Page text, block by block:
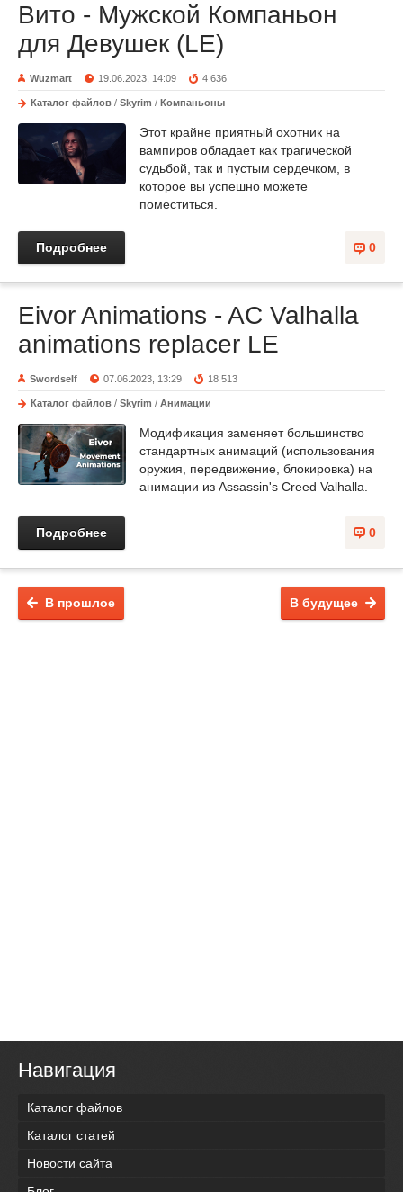
Вито - Мужской Компаньон
для Девушек (LE)
Wuzmart 19.06.2023, 14:09 4 636
Каталог файлов / Skyrim / Компаньоны
Этот крайне приятный охотник на
вампиров обладает как трагической
судьбой, так и пустым сердечком, в
которое вы успешно можете
поместиться.
0
Подробнее
Eivor Animations - AC Valhalla
animations replacer LE
Swordself 07.06.2023, 13:29 18 513
Каталог файлов / Skyrim / Анимации
Модификация заменяет большинство
стандартных анимаций (использования
оружия, передвижение, блокировка) на
анимации из Assassin's Creed Valhalla.
0
Подробнее
В будущее
В прошлое
Навигация
Каталог файлов
Каталог статей
Новости сайта